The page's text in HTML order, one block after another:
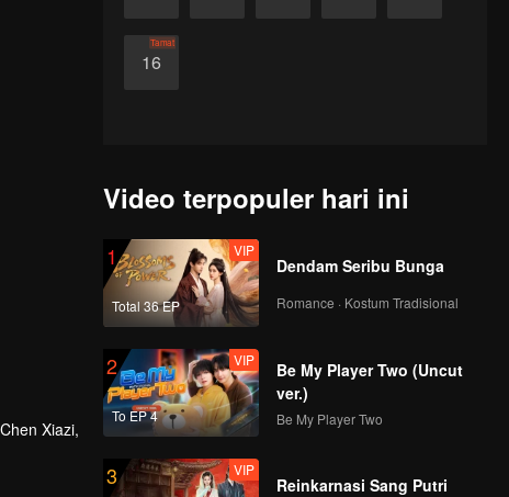
16
Tamat
Xiazi,
Video terpopuler hari ini
1
Total 36 EP
VIP
Dendam Seribu Bunga
Romance · Kostum Tradisional
2
To EP 4
VIP
Be My Player Two (Uncut
ver.)
Be My Player Two
3 VIP
Reinkarnasi Sang Putri